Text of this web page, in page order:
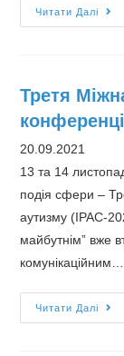
Читати Далі
Третя
20.09.2021
13 та 14
подія сфери –
аутизму (IPAC-
майбутнім” вже
комунікаційним…
Читати Далі